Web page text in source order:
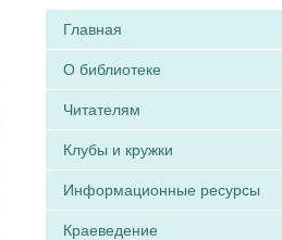
Главная
О библиотеке
Читателям
Клубы и кружки
Информационные ресурсы
Краеведение